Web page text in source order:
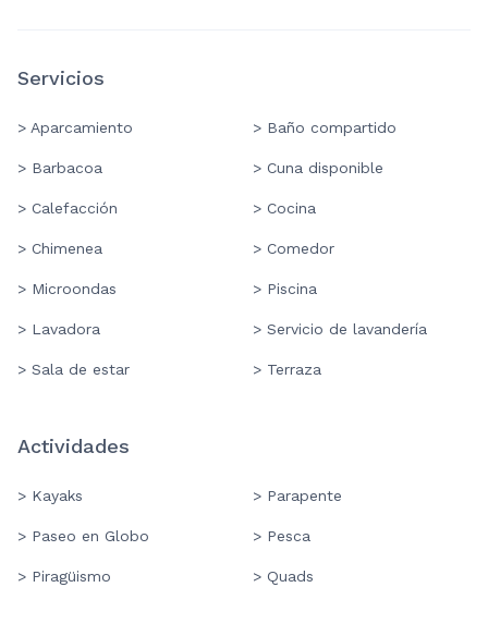
Servicios
> Aparcamiento > Baño compartido
> Barbacoa > Cuna disponible
> Calefacción > Cocina
> Chimenea > Comedor
> Microondas > Piscina
> Lavadora > Servicio de lavandería
> Sala de estar > Terraza
Actividades
> Kayaks > Parapente
> Paseo en Globo > Pesca
> Piragüismo > Quads